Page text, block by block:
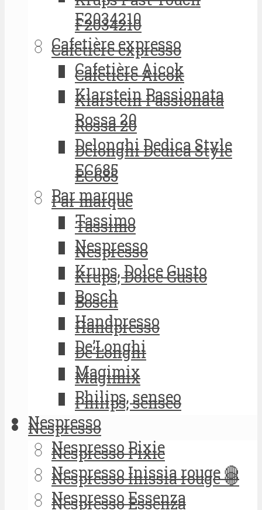
F2034210
Cafetière expresso
Cafetière Aicok
Klarstein Passionata
Rossa 20
Delonghi Dedica Style
EC685
Par marque
Tassimo
Nespresso
Krups, Dolce Gusto
Bosch
Handpresso
De’Longhi
Magimix
Philips, senseo
Nespresso
Nespresso Pixie
Nespresso Inissia rouge 🔴
Nespresso Essenza
F2034210
Cafetière expresso
Cafetière Aicok
Klarstein Passionata
Rossa 20
Delonghi Dedica Style
EC685
Par marque
Tassimo
Nespresso
Krups, Dolce Gusto
Bosch
Handpresso
De’Longhi
Magimix
Philips, senseo
Nespresso
Nespresso Pixie
Nespresso Inissia rouge 🔴
Nespresso Essenza